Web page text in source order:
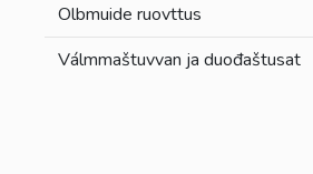
Olbmuide ruovttus
Válmmaštuvvan ja duođaštusat